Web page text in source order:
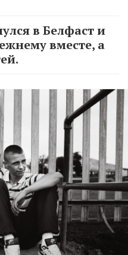
в Белфаст и
вместе, а